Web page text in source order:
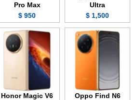
Ultra
1,500 $
Pro Max
950 $
Oppo Find N6
Honor Magic V6